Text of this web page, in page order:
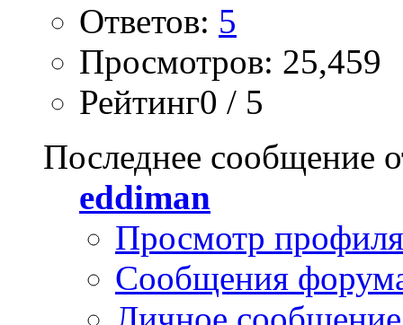
Ответов: 5
Просмотров: 25,459
Рейтинг0 / 5
Последнее сообщение
eddiman
Просмотр профиля
Сообщения